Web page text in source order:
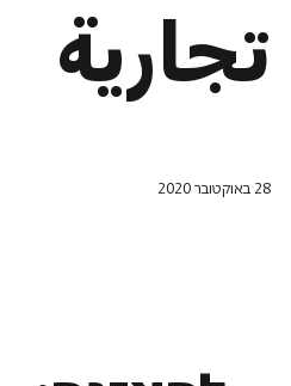
تجارية
28 באוקטובר 2020